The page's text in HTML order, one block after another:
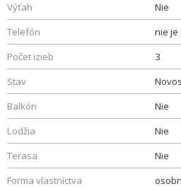
Výťah
Nie
Telefón
nie je
Počet izieb
3
Stav
Balkón
Nie
Lodžia
Nie
Terasa
Nie
Forma vlastníctva